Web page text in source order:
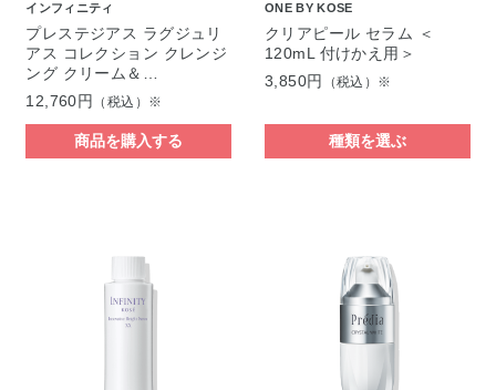
インフィニティ
プレステジアス ラグジュリ
アス コレクション クレンジ
ング クリーム＆…
12,760円
（税込）※
商品を購入する
ONE BY KOSE
クリアピール セラム ＜
120mL 付けかえ用＞
3,850円
（税込）※
種類を選ぶ